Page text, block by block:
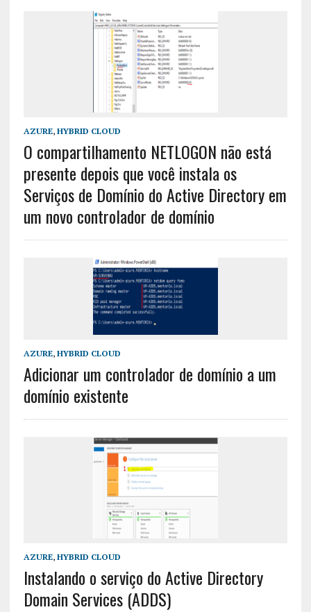
AZURE, HYBRID CLOUD
O compartilhamento NETLOGON não está
presente depois que você instala os
Serviços de Domínio do Active Directory em
um novo controlador de domínio
AZURE, HYBRID CLOUD
Adicionar um controlador de domínio a um
domínio existente
AZURE, HYBRID CLOUD
Instalando o serviço do Active Directory
Domain Services (ADDS)